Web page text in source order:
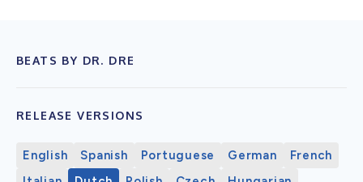
BEATS BY DR. DRE
RELEASE VERSIONS
English Spanish Portuguese German
French